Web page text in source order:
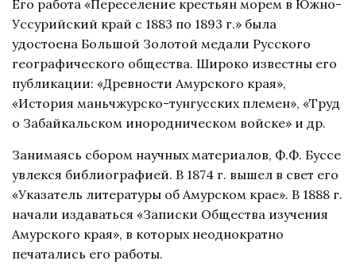
Его работа «Переселение крестьян морем в Южно-
Уссурийский край с 1883 по 1893 г.» была
удостоена Большой Золотой медали Русского
географического общества. Широко известны его
публикации: «Древности Амурского края»,
«История маньчжурско-тунгусских племен», «Труд
о Забайкальском инородническом войске» и др.
Занимаясь сбором научных материалов, Ф.Ф. Буссе
увлекся библиографией. В 1874 г. вышел в свет его
«Указатель литературы об Амурском крае». В 1888 г.
начали издаваться «Записки Общества изучения
Амурского края», в которых неоднократно
печатались его работы.